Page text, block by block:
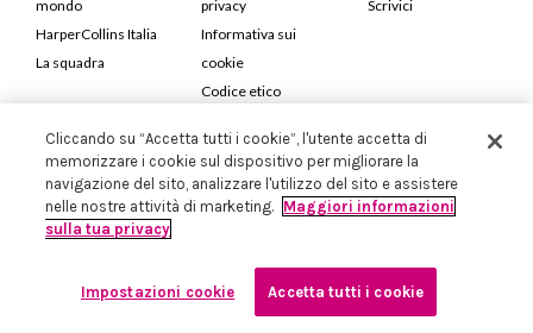
mondo
HarperCollins Italia
La squadra
privacy
Informativa sui
cookie
Codice etico
Scrivici
HarperCollins Italia S.p.A. Viale Monte Nero, 84 - 20135 Milano
Cod. Fiscale e P.IVA 05946780151 - Capitale Sociale 258.250 €
Iscritta in Milano al Registro delle imprese nr.198004 e REA nr.1051898
Cliccando su “Accetta tutti i cookie”, l'utente accetta di
memorizzare i cookie sul dispositivo per migliorare la
navigazione del sito, analizzare l'utilizzo del sito e assistere
nelle nostre attività di marketing. Maggiori informazioni
sulla tua privacy
Impostazioni cookie Accetta tutti i cookie